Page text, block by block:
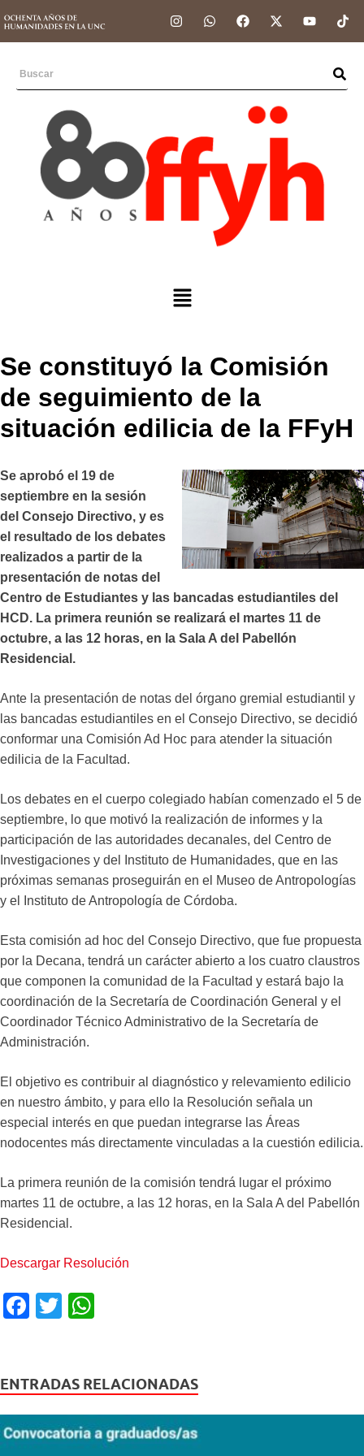
Se constituyó la Comisión
de seguimiento de la
situación edilicia de la FFyH
Se aprobó el 19 de
septiembre en la sesión
del Consejo Directivo, y es
el resultado de los debates
realizados a partir de la
presentación de notas del
Centro de Estudiantes y las bancadas estudiantiles del
HCD. La primera reunión se realizará el martes 11 de
octubre, a las 12 horas, en la Sala A del Pabellón
Residencial.
Ante la presentación de notas del órgano gremial estudiantil y
las bancadas estudiantiles en el Consejo Directivo, se decidió
conformar una Comisión Ad Hoc para atender la situación
edilicia de la Facultad.
Los debates en el cuerpo colegiado habían comenzado el 5 de
septiembre, lo que motivó la realización de informes y la
participación de las autoridades decanales, del Centro de
Investigaciones y del Instituto de Humanidades, que en las
próximas semanas proseguirán en el Museo de Antropologías
y el Instituto de Antropología de Córdoba.
Esta comisión ad hoc del Consejo Directivo, que fue propuesta
por la Decana, tendrá un carácter abierto a los cuatro claustros
que componen la comunidad de la Facultad y estará bajo la
coordinación de la Secretaría de Coordinación General y el
Coordinador Técnico Administrativo de la Secretaría de
Administración.
El objetivo es contribuir al diagnóstico y relevamiento edilicio
en nuestro ámbito, y para ello la Resolución señala un
especial interés en que puedan integrarse las Áreas
nodocentes más directamente vinculadas a la cuestión edilicia.
La primera reunión de la comisión tendrá lugar el próximo
martes 11 de octubre, a las 12 horas, en la Sala A del Pabellón
Residencial.
Descargar Resolución
F
e
b
o
T
er s
A
p
ENTRADAS RELACIONADAS